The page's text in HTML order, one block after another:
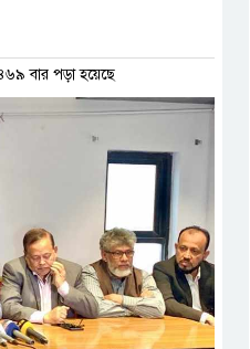
বার পড়া হয়েছে